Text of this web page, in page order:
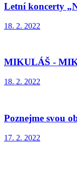
Letní koncerty
18. 2. 2022
MIKULÁŠ -
18. 2. 2022
Poznejme svou
17. 2. 2022